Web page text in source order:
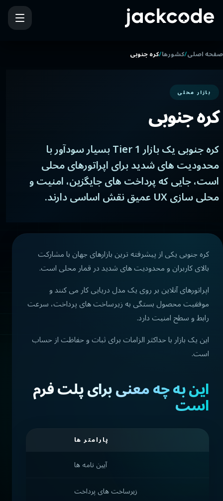
صفحه اصلی/کشورها/کره جنوبی
بازار محلی
کره جنوبی
کره جنوبی یک بازار Tier 1 بسیار سودآور با
محدودیت های شدید برای اپراتورهای محلی
است، جایی که پرداخت های جایگزین، امنیت و
محلی سازی UX عمیق نقش اساسی دارند.
کره جنوبی یکی از پیشرفته ترین بازارهای جهان با مشارکت
بالای کاربران و محدودیت های شدید در قمار محلی است.
اپراتورهای آنلاین بر روی یک مدل دریایی کار می کنند و
موفقیت محصول بستگی به زیرساخت های پرداخت، سرعت
رابط و سطح امنیت دارد.
این یک بازار با حداکثر الزامات برای ثبات و حفاظت از حساب
است.
این به چه معنی برای پلت فرم
است
پارامتر ها
آیین نامه ها
زیرساخت های پرداخت